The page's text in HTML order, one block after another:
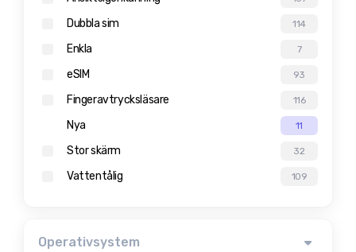
Dubbla sim 114
Enkla 7
eSIM 93
Fingeravtrycksläsare 116
Nya 11
Stor skärm 32
Vattentålig 109
Operativsystem